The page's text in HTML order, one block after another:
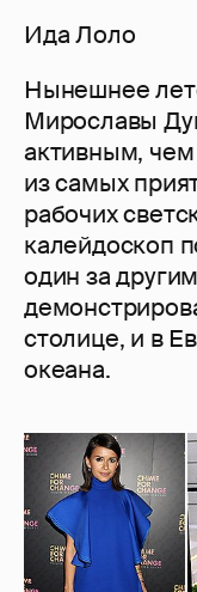
Ида Лоло
Нынешнее
Мирославы
активным,
из самых
рабочих
калейдоскоп
один за
столице, и в
океана.